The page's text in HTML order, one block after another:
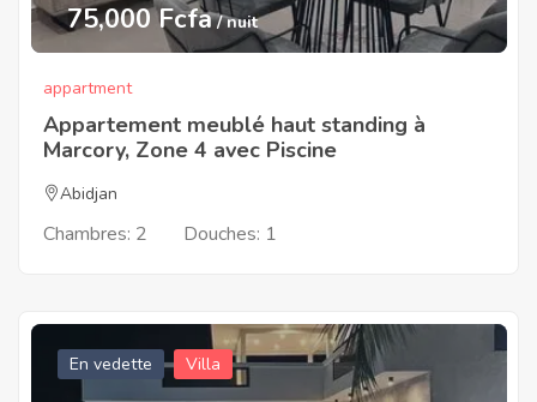
75,000 Fcfa/ nuit
appartment
Appartement meublé haut standing à
Marcory, Zone 4 avec Piscine
Abidjan
Chambres: 2 Douches: 1
En vedette Villa